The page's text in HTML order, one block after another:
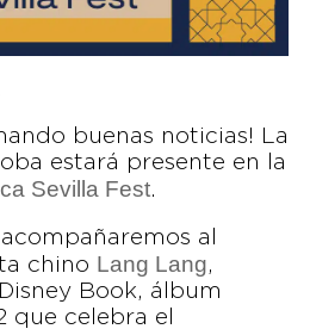
buenas noticias! La
estará presente en la
Sevilla Fest.
al
chino Lang Lang,
Book, álbum
que celebra el